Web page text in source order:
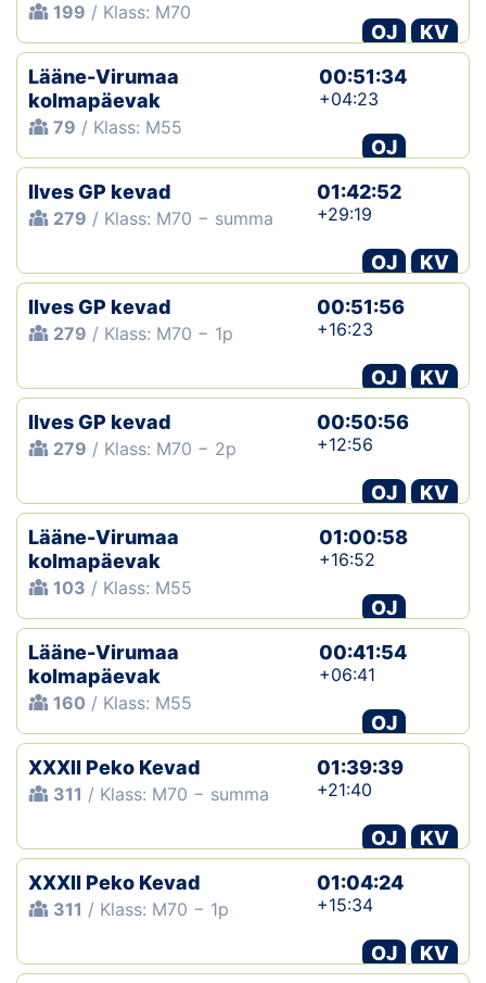
199 / Klass: M70
OJ
KV
Lääne-Virumaa
kolmapäevak
79 / Klass: M55
00:51:34
+04:23
OJ
Ilves GP kevad
279 / Klass: M70 − summa
01:42:52
+29:19
OJ
KV
Ilves GP kevad
279 / Klass: M70 − 1p
00:51:56
+16:23
OJ
KV
Ilves GP kevad
279 / Klass: M70 − 2p
00:50:56
+12:56
OJ
KV
Lääne-Virumaa
kolmapäevak
103 / Klass: M55
01:00:58
+16:52
OJ
Lääne-Virumaa
kolmapäevak
160 / Klass: M55
00:41:54
+06:41
OJ
XXXII Peko Kevad
311 / Klass: M70 − summa
01:39:39
+21:40
OJ
KV
XXXII Peko Kevad
311 / Klass: M70 − 1p
01:04:24
+15:34
OJ
KV